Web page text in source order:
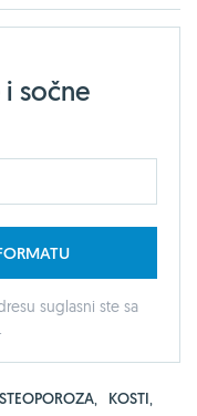
sočne
suglasni ste sa
, KOSTI,